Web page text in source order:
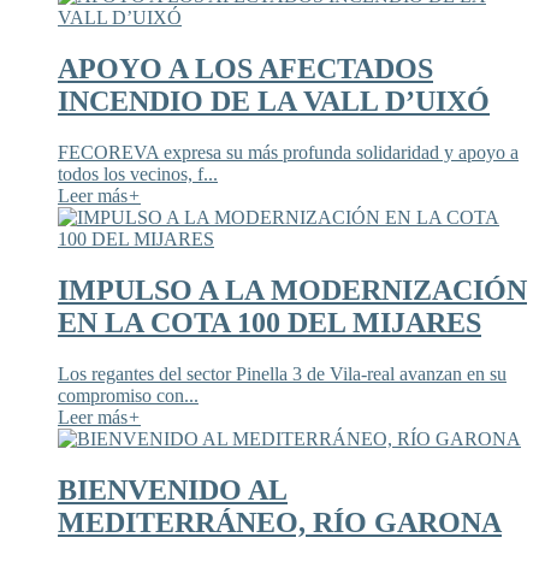
APOYO A LOS AFECTADOS
INCENDIO DE LA VALL D’UIXÓ
FECOREVA expresa su más profunda solidaridad y apoyo a
todos los vecinos, f...
Leer más+
IMPULSO A LA MODERNIZACIÓN
EN LA COTA 100 DEL MIJARES
Los regantes del sector Pinella 3 de Vila-real avanzan en su
compromiso con...
Leer más+
BIENVENIDO AL
MEDITERRÁNEO, RÍO GARONA